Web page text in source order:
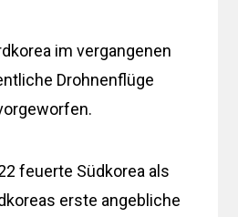
im vergangenen
Drohnenflüge
feuerte Südkorea als
erste angebliche